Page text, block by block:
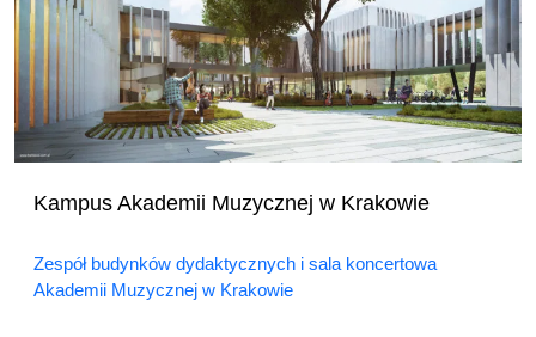
Kampus Akademii Muzycznej w Krakowie
Zespół budynków dydaktycznych i sala koncertowa
Akademii Muzycznej w Krakowie